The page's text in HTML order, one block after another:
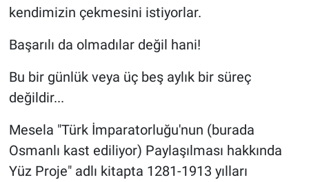
kendimizin çekmesini istiyorlar.
Başarılı da olmadılar değil hani!
Bu bir günlük veya üç beş aylık bir süreç
değildir...
Mesela "Türk İmparatorluğu'nun (burada
Osmanlı kast ediliyor) Paylaşılması hakkında
Yüz Proje" adlı kitapta 1281-1913 yılları